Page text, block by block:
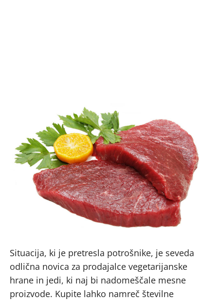
Situacija, ki je pretresla potrošnike, je seveda
odlična novica za prodajalce vegetarijanske
hrane in jedi, ki naj bi nadomeščale mesne
proizvode. Kupite lahko namreč številne